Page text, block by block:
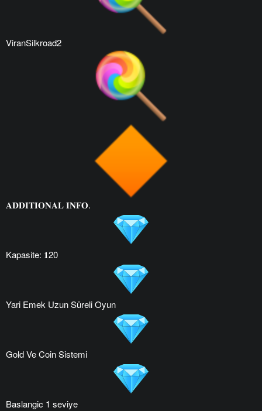
ViranSilkroad2
𝐀𝐃𝐃𝐈𝐓𝐈𝐎𝐍𝐀𝐋 𝐈𝐍𝐅𝐎.
Kapasite: 𝟏20
Yari Emek Uzun Süreli Oyun
Gold Ve Coin Sistemi
Baslangic 1 seviye